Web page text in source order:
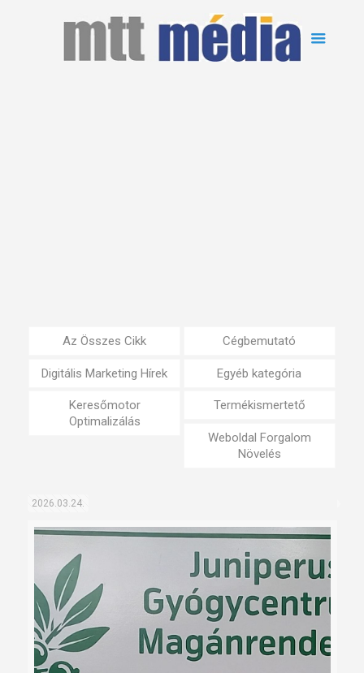
Az Összes Cikk Cégbemutató
Digitális Marketing Hírek Egyéb kategória
Keresőmotor
Optimalizálás
Termékismertető
Weboldal Forgalom
Növelés
2026.03.24.